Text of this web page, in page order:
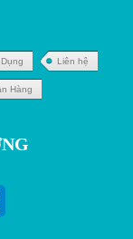
Liên hệ
Hàng